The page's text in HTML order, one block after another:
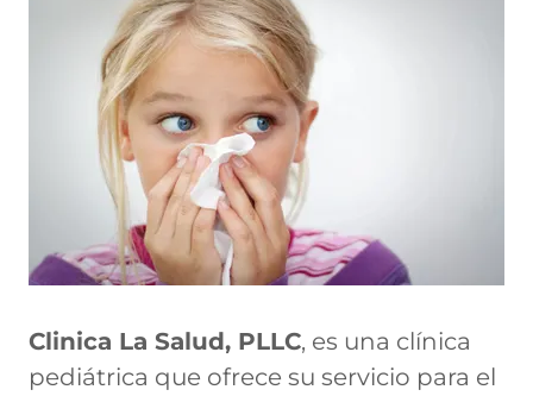
Clinica La Salud, PLLC, es una clínica
pediátrica que ofrece su servicio para el